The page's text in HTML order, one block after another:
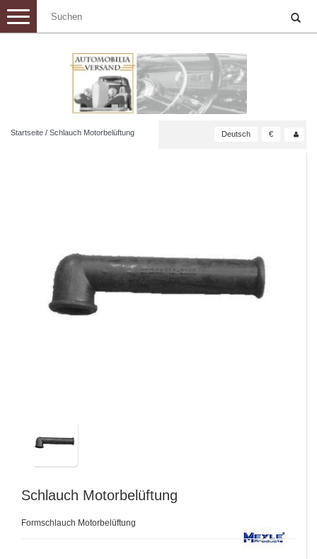
Toggle
navigation
Startseite / Schlauch Motorbelüftung Deutsch €
Schlauch Motorbelüftung
Formschlauch Motorbelüftung